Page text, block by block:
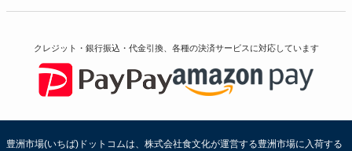
クレジット・銀行振込・代金引換、各種の決済サービスに対応しています
豊洲市場(いちば)ドットコムは、株式会社食文化が運営する豊洲市場に入荷する